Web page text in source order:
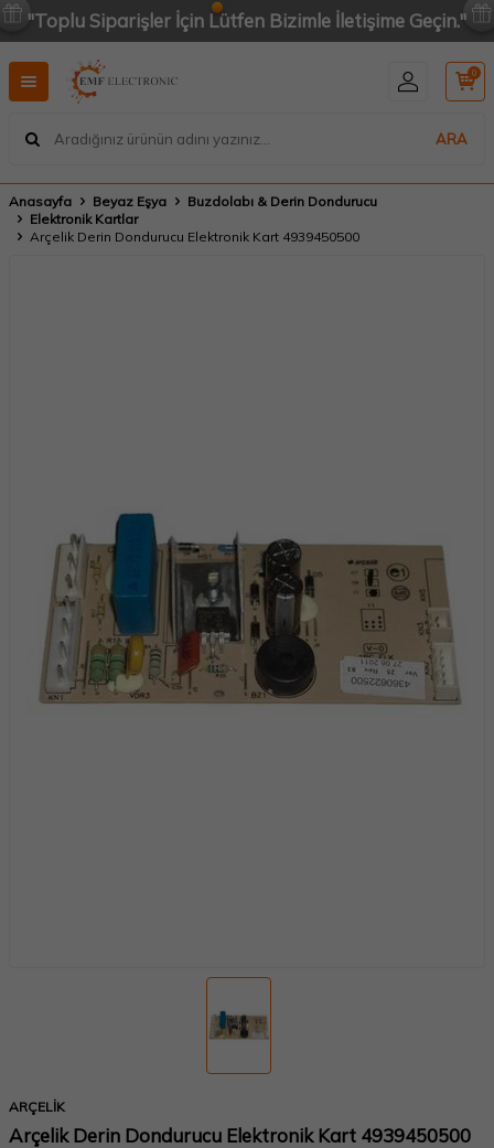
"Toplu Siparişler İçin Lütfen Bizimle İletişime Geçin."
ARA
0
Anasayfa Beyaz Eşya
Buzdolabı & Derin Dondurucu
Elektronik Kartlar
Arçelik Derin Dondurucu Elektronik Kart 4939450500
ARÇELİK
Arçelik Derin Dondurucu Elektronik Kart 4939450500